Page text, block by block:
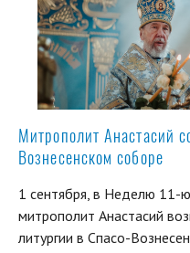
Митрополит Анастасий
Вознесенском соборе
1 сентября, в Неделю 11-
митрополит Анастасий
литургии в Спасо-